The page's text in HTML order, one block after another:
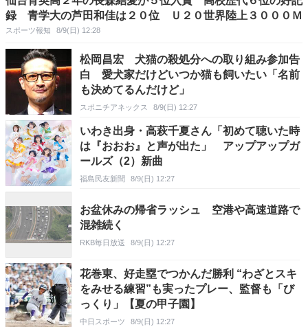
録 青学大の芦田和佳は２０位 Ｕ２０世界陸上３０００Ｍ
スポーツ報知 8/9(日) 12:28
松岡昌宏 犬猫の殺処分への取り組み参加告
白 愛犬家だけどいつか猫も飼いたい「名前
も決めてるんだけど」
スポニチアネックス 8/9(日) 12:27
いわき出身・高萩千夏さん「初めて聴いた時
は『おおお』と声が出た」 アップアップガ
ールズ（2）新曲
福島民友新聞 8/9(日) 12:27
お盆休みの帰省ラッシュ 空港や高速道路で
混雑続く
RKB毎日放送 8/9(日) 12:27
花巻東、好走塁でつかんだ勝利 “わざとスキ
をみせる練習”も実ったプレー、監督も「び
っくり」【夏の甲子園】
中日スポーツ 8/9(日) 12:27